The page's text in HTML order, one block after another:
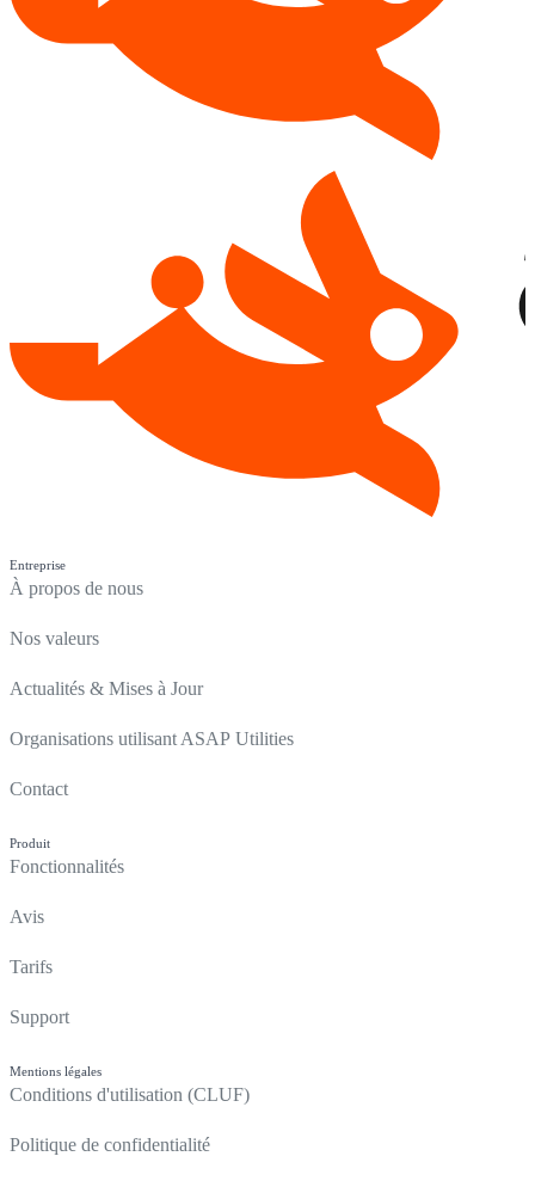
Entreprise
À propos de nous
Nos valeurs
Actualités & Mises à Jour
Organisations utilisant ASAP Utilities
Contact
Produit
Fonctionnalités
Avis
Tarifs
Support
Mentions légales
Conditions d'utilisation (CLUF)
Politique de confidentialité